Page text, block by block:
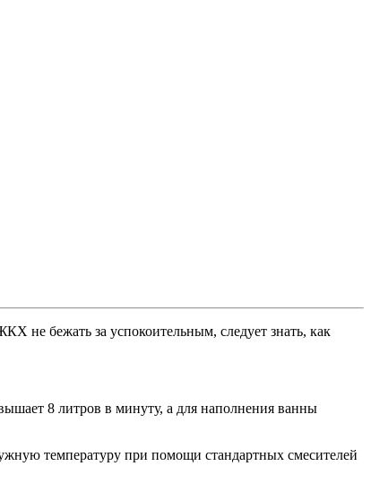
не бежать за успокоительным, следует знать, как
8 литров в минуту, а для наполнения ванны
температуру при помощи стандартных смесителей